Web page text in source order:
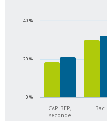
CAP-BEP,
seconde
Bac
0 %
20 %
40 %